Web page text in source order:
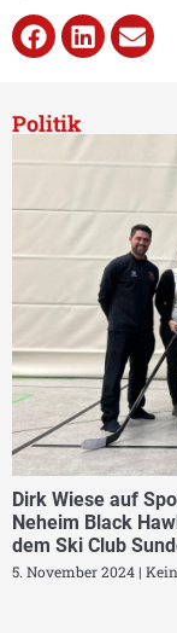
Politik
Dirk Wiese auf
Neheim Black
dem Ski Club
5. November 2024